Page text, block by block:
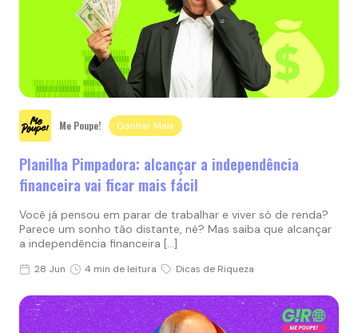
Me Poupe! Ganhar Mais
Planilha Pimpadora: alcançar a independência
financeira vai ficar mais fácil
Você já pensou em parar de trabalhar e viver só de renda?
Parece um sonho tão distante, né? Mas saiba que alcançar
a independência financeira […]
28 Jun 4 min de leitura Dicas de Riqueza